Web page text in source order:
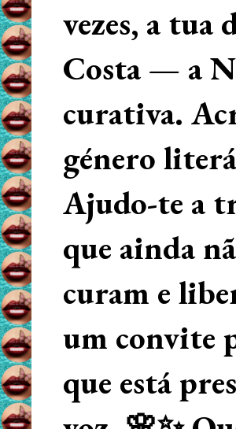
vezes, a tua
Costa — a
curativa.
género
Ajudo-te a
que ainda
curam e
um convite
que está